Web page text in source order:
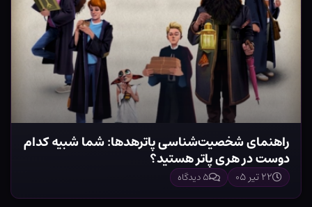
راهنمای شخصیت‌شناسی پاترهدها: شما شبیه کدام
دوست در هری پاتر هستید؟
۲۲ تیر ۰۵ ۵ دیدگاه